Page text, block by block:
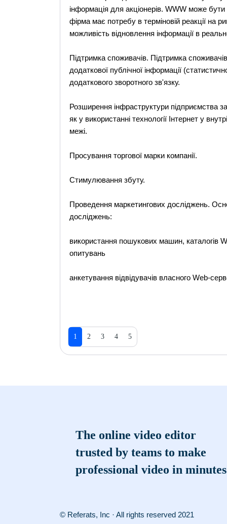
інформація для акціонерів. WWW може
фірма має потребу в терміновій реакції на
можливість відновлення інформації в
Підтримка споживачів. Підтримка
додаткової публічної інформації
додаткового зворотного зв'язку.
Розширення інфраструктури підприємства
як у використанні технології Інтернет у
межі.
Просування торгової марки компанії.
Стимулювання збуту.
Проведення маркетингових досліджень.
досліджень:
використання пошукових машин, каталогів
опитувань
анкетування відвідувачів власного Web-
1 2 3 4 5
The online video editor
trusted by teams to make
professional video in minutes
© Referats, Inc · All rights reserved 2021